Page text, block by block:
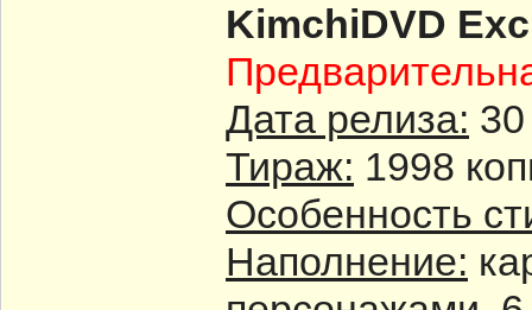
KimchiDVD
Дата релиза:
Тираж: 1998
Особенность
Наполнение: